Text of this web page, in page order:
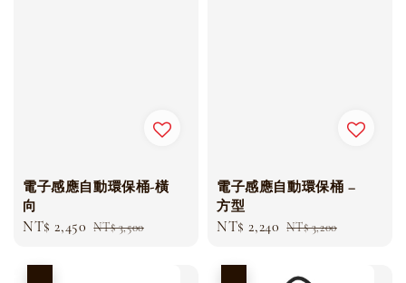
電子感應自動環保桶-橫
向
Sale
NT$ 2,450 Regular
NT$ 3,500
電子感應自動環保桶 –
方型
Sale
NT$ 2,240 Regular
NT$ 3,200